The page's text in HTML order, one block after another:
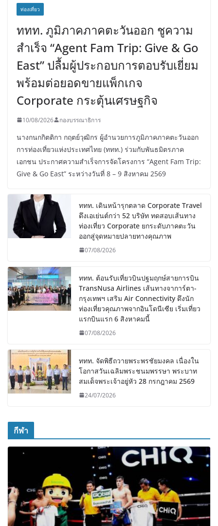
ท่องเที่ยว
ททท. ภูมิภาคภาคตะวันออก ชูความ
สำเร็จ “Agent Fam Trip: Give & Go
East” ปลื้มผู้ประกอบการตอบรับเยี่ยม
พร้อมต่อยอดขายแพ็กเกจ
Corporate กระตุ้นเศรษฐกิจ
10/08/2026 กองบรรณาธิการ
นางกนกกิตติกา กฤตย์วุฒิกร ผู้อำนวยการภูมิภาคภาคตะวันออก
การท่องเที่ยวแห่งประเทศไทย (ททท.) ร่วมกับพันธมิตรภาค
เอกชน ประกาศความสำเร็จการจัดโครงการ “Agent Fam Trip:
Give & Go East” ระหว่างวันที่ 8 – 9 สิงหาคม 2569
ททท. เดินหน้ารุกตลาด Corporate Travel
ดึงเอเย่นต์กว่า 52 บริษัท ทดสอบเส้นทาง
ท่องเที่ยว Corporate ยกระดับภาคตะวัน
ออกสู่จุดหมายปลายทางคุณภาพ
07/08/2026
ททท. ต้อนรับเที่ยวบินปฐมฤกษ์สายการบิน
TransNusa Airlines เส้นทางจาการ์ตา-
กรุงเทพฯ เสริม Air Connectivity ดึงนัก
ท่องเที่ยวคุณภาพจากอินโดนีเซีย เริ่มเที่ยว
แรกบินแรก 6 สิงหาคมนี้
07/08/2026
ททท. จัดพิธีถวายพระพรชัยมงคล เนื่องใน
โอกาสวันเฉลิมพระชนมพรรษา พระบาท
สมเด็จพระเจ้าอยู่หัว 28 กรกฎาคม 2569
24/07/2026
กีฬา